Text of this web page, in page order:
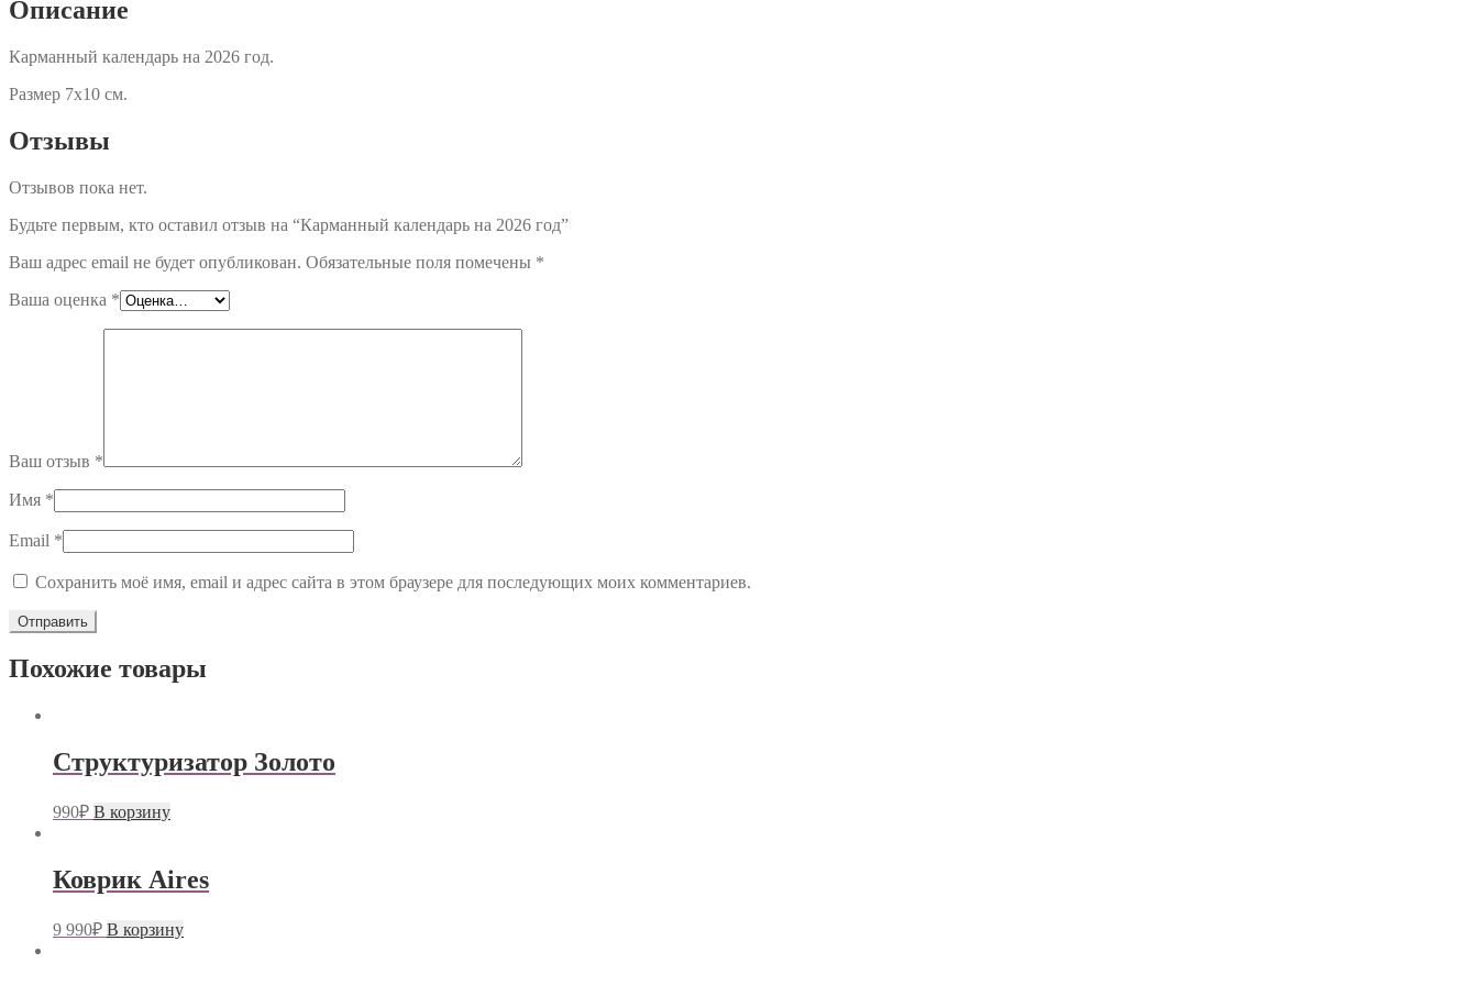
Описание
Карманный календарь на 2026 год.
Размер 7х10 см.
Отзывы
Отзывов пока нет.
Будьте первым, кто оставил отзыв на “Карманный календарь на 2026 год”
Ваш адрес email не будет опубликован. Обязательные поля помечены *
Ваша оценка *
Ваш отзыв *
Имя *
Email *
Сохранить моё имя, email и адрес сайта в этом браузере для последующих моих комментариев.
Похожие товары
Структуризатор Золото
990₽ В корзину
Коврик Aires
9 990₽ В корзину